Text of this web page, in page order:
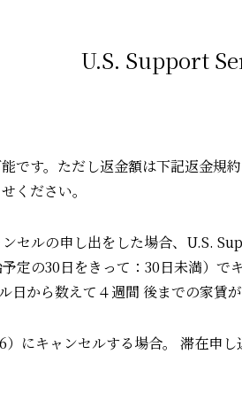
U.S. Support
です。ただし返⾦額は下記返⾦
ください。
セルの申し出をした場合、U.S.
定の30⽇をきって：30⽇未満）
⽇から数えて４週間 後までの家賃
にキャンセルする場合。 滞在申